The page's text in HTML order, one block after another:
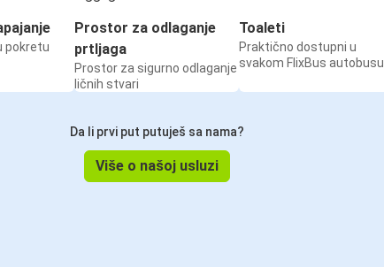
pokretu
Prostor za odlaganje
prtljaga
Prostor za sigurno odlaganje
ličnih stvari
Toaleti
Praktično dostupni u
svakom FlixBus autobusu
Da li prvi put putuješ sa nama?
Više o našoj usluzi